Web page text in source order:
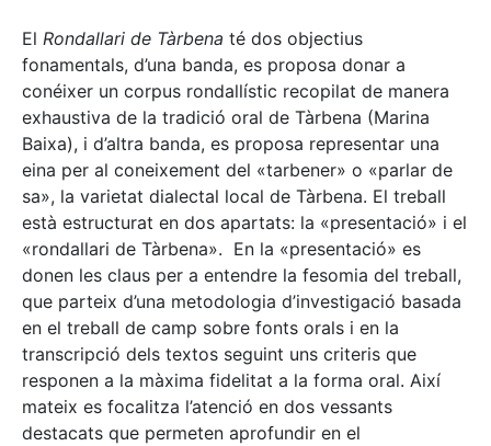
El Rondallari de Tàrbena té dos objectius
fonamentals, d’una banda, es proposa donar a
conéixer un corpus rondallístic recopilat de manera
exhaustiva de la tradició oral de Tàrbena (Marina
Baixa), i d’altra banda, es proposa representar una
eina per al coneixement del «tarbener» o «parlar de
sa», la varietat dialectal local de Tàrbena. El treball
està estructurat en dos apartats: la «presentació» i el
«rondallari de Tàrbena». En la «presentació» es
donen les claus per a entendre la fesomia del treball,
que parteix d’una metodologia d’investigació basada
en el treball de camp sobre fonts orals i en la
transcripció dels textos seguint uns criteris que
responen a la màxima fidelitat a la forma oral. Així
mateix es focalitza l’atenció en dos vessants
destacats que permeten aprofundir en el